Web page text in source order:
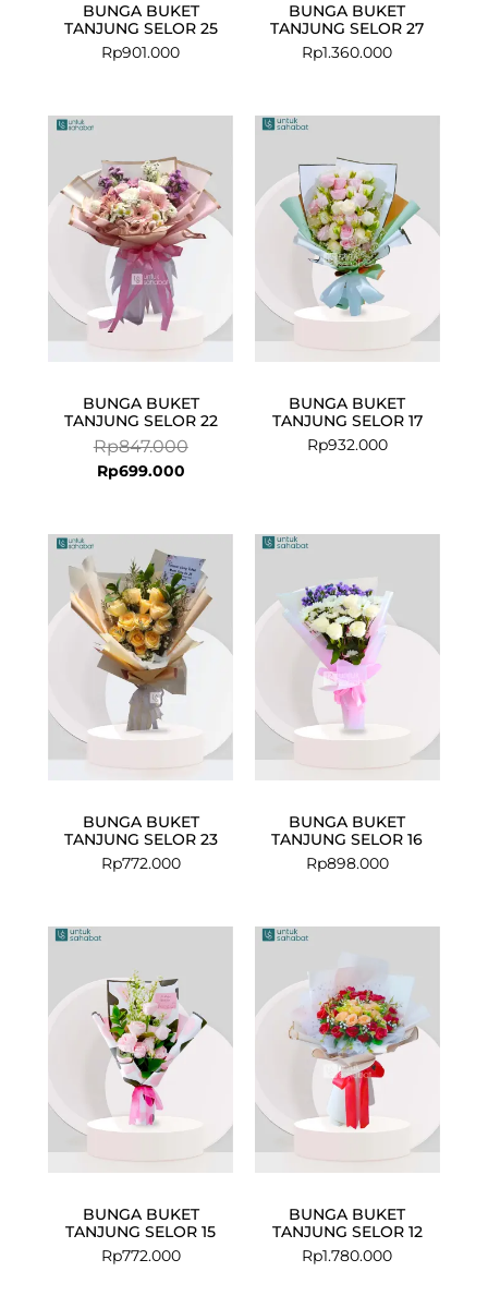
BUNGA BUKET
TANJUNG SELOR 25
Rp901.000
BUNGA BUKET
TANJUNG SELOR 27
Rp1.360.000
BUNGA BUKET
TANJUNG SELOR 22
Rp847.000
was:
Rp847.000.
Rp699.000
is:
Rp699.000.
BUNGA BUKET
TANJUNG SELOR 17
Rp932.000
BUNGA BUKET
TANJUNG SELOR 23
Rp772.000
BUNGA BUKET
TANJUNG SELOR 16
Rp898.000
BUNGA BUKET
TANJUNG SELOR 15
Rp772.000
BUNGA BUKET
TANJUNG SELOR 12
Rp1.780.000